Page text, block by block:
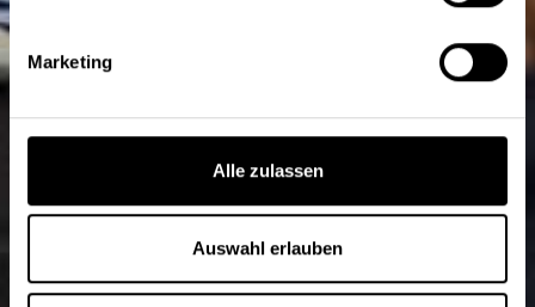
Marketing
Alle zulassen
Auswahl erlauben